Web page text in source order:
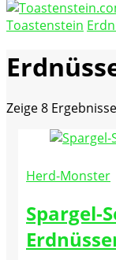
Toastenstein
Zeige8 Ergebnisse
Herd-Monster
Spargel-